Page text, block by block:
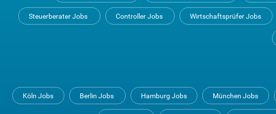
Steuerberater Jobs Controller Jobs Wirtschaftsprüfer Jobs
Köln Jobs Berlin Jobs Hamburg Jobs München Jobs